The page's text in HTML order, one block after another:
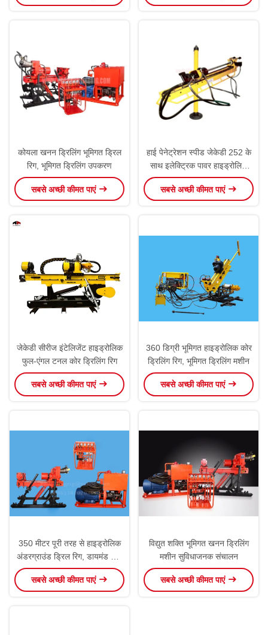
कोयला खनन ड्रिलिंग भूमिगत ड्रिल
रिग, भूमिगत ड्रिलिंग उपकरण
सबसे अच्छी कीमत पाएं
हाई पेनेट्रेशन स्पीड जेकेडी 252 के
साथ इलेक्ट्रिक पावर हाइड्रोलिक
अंडरग्राउंड कोर ड्रिल रिग
सबसे अच्छी कीमत पाएं
जेकेडी सीरीज इंटेलिजेंट हाइड्रोलिक
फुल-एंगल टनल कोर ड्रिलिंग रिग
सबसे अच्छी कीमत पाएं
360 डिग्री भूमिगत हाइड्रोलिक कोर
ड्रिलिंग रिग, भूमिगत ड्रिलिंग मशीन
सबसे अच्छी कीमत पाएं
350 मीटर पूरी तरह से हाइड्रोलिक
अंडरग्राउंड ड्रिल रिग, डायमंड कोर
ड्रिलिंग रिग जेकेडी 4000 एस
सबसे अच्छी कीमत पाएं
विद्युत शक्ति भूमिगत खनन ड्रिलिंग
मशीन सुविधाजनक संचालन
सबसे अच्छी कीमत पाएं